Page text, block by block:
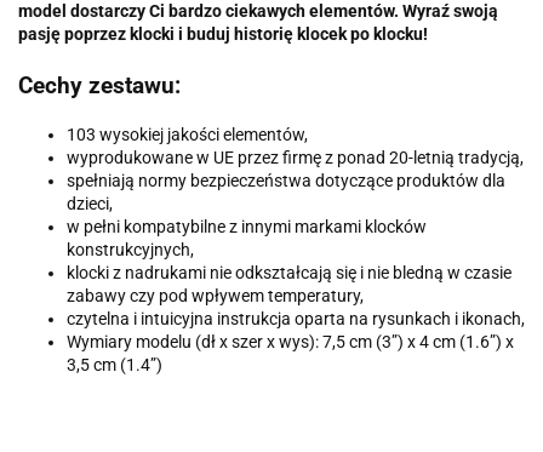
model dostarczy Ci bardzo ciekawych elementów. Wyraź swoją
pasję poprzez klocki i buduj historię klocek po klocku!
Cechy zestawu:
103 wysokiej jakości elementów,
wyprodukowane w UE przez firmę z ponad 20-letnią tradycją,
spełniają normy bezpieczeństwa dotyczące produktów dla
dzieci,
w pełni kompatybilne z innymi markami klocków
konstrukcyjnych,
klocki z nadrukami nie odkształcają się i nie bledną w czasie
zabawy czy pod wpływem temperatury,
czytelna i intuicyjna instrukcja oparta na rysunkach i ikonach,
Wymiary modelu (dł x szer x wys): 7,5 cm (3”) x 4 cm (1.6”) x
3,5 cm (1.4”)